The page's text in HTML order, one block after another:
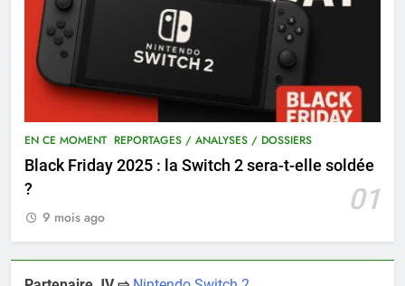
EN CE MOMENT REPORTAGES / ANALYSES / DOSSIERS
Black Friday 2025 : la Switch 2 sera-t-elle soldée
?
01
9 mois ago